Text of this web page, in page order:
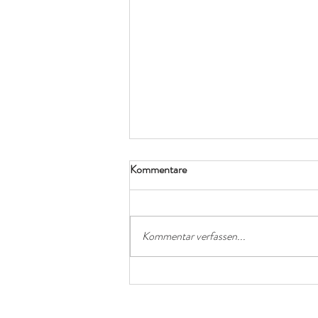
Entdecken Sie die Seele der
Kommentare
Kommentar verfassen...